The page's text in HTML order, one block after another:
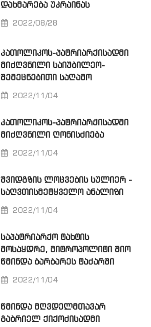
ᲓᲐᲮᲛᲐᲠᲔᲑᲐ ᲣᲙᲠᲐᲘᲜᲐᲡ
2022/08/28
ᲙᲐᲗᲝᲚᲘᲙᲝᲡ-ᲞᲐᲢᲠᲘᲐᲠᲥᲘᲡᲐᲓᲛᲘ
ᲛᲘᲫᲦᲕᲜᲘᲚᲘ ᲡᲐᲘᲣᲑᲘᲚᲔᲝ-
ᲨᲔᲛᲔᲪᲜᲔᲑᲘᲗᲘ ᲡᲐᲦᲐᲛᲝ
2022/11/04
ᲙᲐᲗᲝᲚᲘᲙᲝᲡ-ᲞᲐᲢᲠᲘᲐᲠᲥᲘᲡᲐᲓᲛᲘ
ᲛᲘᲫᲦᲕᲜᲘᲚᲘ ᲦᲝᲜᲘᲡᲫᲘᲔᲑᲐ
2022/11/04
ᲨᲕᲘᲓᲒᲖᲘᲡ ᲚᲝᲪᲕᲔᲑᲘᲡ ᲡᲣᲚᲘᲔᲠ -
ᲡᲐᲦᲕᲗᲘᲡᲛᲔᲢᲧᲕᲔᲚᲝ ᲐᲜᲐᲚᲘᲖᲘ
2022/11/04
ᲡᲐᲞᲐᲢᲠᲘᲐᲠᲥᲝ ᲢᲐᲮᲢᲘᲡ
ᲛᲝᲡᲐᲧᲓᲠᲔ, ᲛᲘᲢᲠᲝᲞᲝᲚᲘᲢᲘ ᲨᲘᲝ
ᲬᲛᲘᲜᲓᲐ ᲑᲐᲠᲑᲐᲠᲔᲡ ᲢᲐᲫᲐᲠᲨᲘ
2022/11/04
ᲬᲛᲘᲜᲓᲐ ᲛᲦᲕᲓᲔᲚᲛᲗᲐᲕᲐᲠ
ᲒᲐᲑᲠᲘᲔᲚ ᲥᲘᲥᲝᲫᲘᲡᲐᲓᲛᲘ